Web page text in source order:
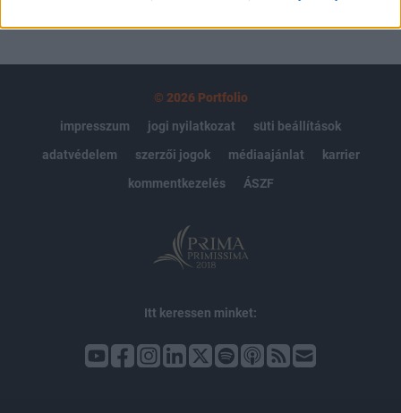
© 2026 Portfolio
impresszum
jogi nyilatkozat
süti beállítások
adatvédelem
szerzői jogok médiaajánlat
karrier
kommentkezelés
ÁSZF
Itt keressen minket: